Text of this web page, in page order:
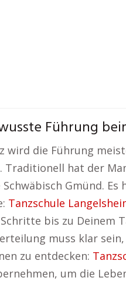
Führung
wird die Führung
. Traditionell hat der
Schwäbisch Gmünd.
Tanzschule
bis zu Deinem
muss klar
zu entdecken:
um die